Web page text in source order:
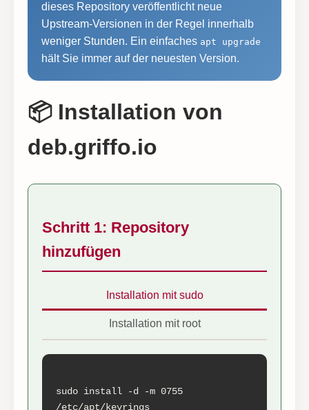
dieses Repository veröffentlicht neue
Upstream-Versionen in der Regel innerhalb
weniger Stunden. Ein einfaches apt upgrade
hält Sie immer auf der neuesten Version.
📦 Installation von
deb.griffo.io
Schritt 1: Repository
hinzufügen
Installation mit sudo
Installation mit root
sudo install -d -m 0755
/etc/apt/keyrings